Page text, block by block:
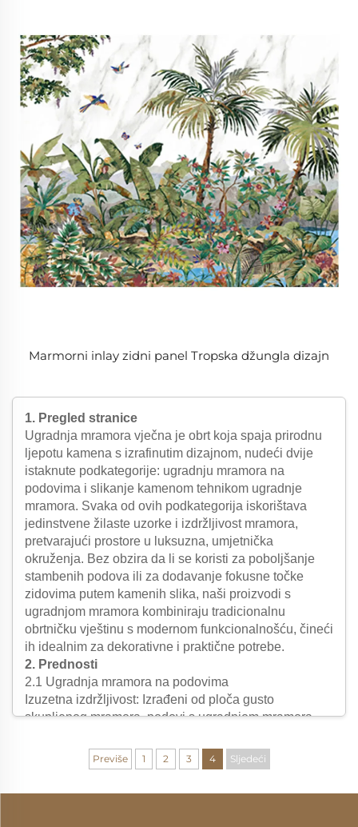
Marmorni inlay zidni panel Tropska džungla dizajn
1. Pregled stranice
Ugradnja mramora vječna je obrt koja spaja prirodnu
ljepotu kamena s izrafinutim dizajnom, nudeći dvije
istaknute podkategorije: ugradnju mramora na
podovima i slikanje kamenom tehnikom ugradnje
mramora. Svaka od ovih podkategorija iskorištava
jedinstvene žilaste uzorke i izdržljivost mramora,
pretvarajući prostore u luksuzna, umjetnička
okruženja. Bez obzira da li se koristi za poboljšanje
stambenih podova ili za dodavanje fokusne točke
zidovima putem kamenih slika, naši proizvodi s
ugradnjom mramora kombiniraju tradicionalnu
obrtničku vještinu s modernom funkcionalnošću, čineći
ih idealnim za dekorativne i praktične potrebe.
2. Prednosti
2.1 Ugradnja mramora na podovima
Izuzetna izdržljivost: Izrađeni od ploča gusto
skupljenog mramora, podovi s ugradnjom mramora
svakodnevno trošenje – zadržavaju sjajni izgled više
od 20 godina uz minimalno održavanje. Za razliku od
Previše 1 2 3 4 Sljedeći